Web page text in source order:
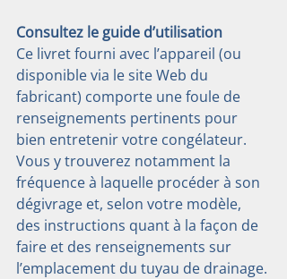
Consultez le guide d’utilisation
Ce livret fourni avec l’appareil (ou
disponible via le site Web du
fabricant) comporte une foule de
renseignements pertinents pour
bien entretenir votre congélateur.
Vous y trouverez notamment la
fréquence à laquelle procéder à son
dégivrage et, selon votre modèle,
des instructions quant à la façon de
faire et des renseignements sur
l’emplacement du tuyau de drainage.